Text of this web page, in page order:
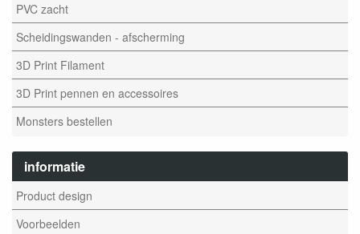
PVC zacht
Scheidingswanden - afscherming
3D Print Filament
3D Print pennen en accessoires
Monsters bestellen
informatie
Product design
Voorbeelden